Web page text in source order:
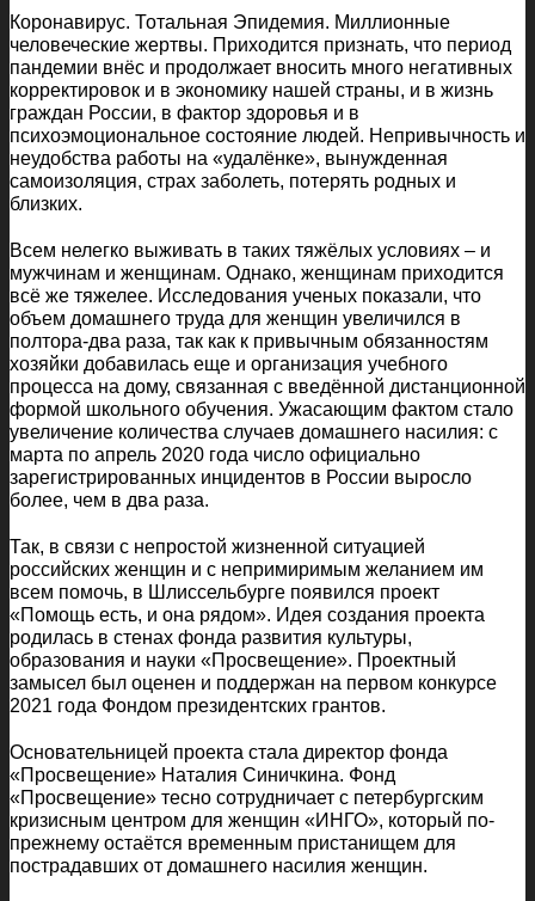
Коронавирус. Тотальная Эпидемия. Миллионные
человеческие жертвы. Приходится признать, что период
пандемии внёс и продолжает вносить много негативных
корректировок и в экономику нашей страны, и в жизнь
граждан России, в фактор здоровья и в
психоэмоциональное состояние людей. Непривычность и
неудобства работы на «удалёнке», вынужденная
самоизоляция, страх заболеть, потерять родных и
близких.
Всем нелегко выживать в таких тяжёлых условиях – и
мужчинам и женщинам. Однако, женщинам приходится
всё же тяжелее. Исследования ученых показали, что
объем домашнего труда для женщин увеличился в
полтора-два раза, так как к привычным обязанностям
хозяйки добавилась еще и организация учебного
процесса на дому, связанная с введённой дистанционной
формой школьного обучения. Ужасающим фактом стало
увеличение количества случаев домашнего насилия: с
марта по апрель 2020 года число официально
зарегистрированных инцидентов в России выросло
более, чем в два раза.
Так, в связи с непростой жизненной ситуацией
российских женщин и с непримиримым желанием им
всем помочь, в Шлиссельбурге появился проект
«Помощь есть, и она рядом». Идея создания проекта
родилась в стенах фонда развития культуры,
образования и науки «Просвещение». Проектный
замысел был оценен и поддержан на первом конкурсе
2021 года Фондом президентских грантов.
Основательницей проекта стала директор фонда
«Просвещение» Наталия Синичкина. Фонд
«Просвещение» тесно сотрудничает с петербургским
кризисным центром для женщин «ИНГО», который по-
прежнему остаётся временным пристанищем для
пострадавших от домашнего насилия женщин.